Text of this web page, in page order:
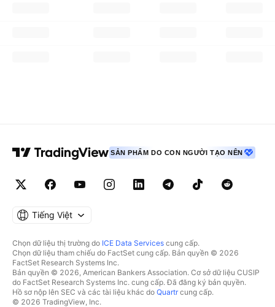
SẢN PHẨM DO CON NGƯỜI TẠO NÊN
Tiếng Việt
Chọn dữ liệu thị trường do ICE Data Services cung cấp.
Chọn dữ liệu tham chiếu do FactSet cung cấp. Bản quyền © 2026
FactSet Research Systems Inc.
Bản quyền © 2026, American Bankers Association. Cơ sở dữ liệu CUSIP
do FactSet Research Systems Inc. cung cấp. Đã đăng ký bản quyền.
Hồ sơ nộp lên SEC và các tài liệu khác do Quartrcung cấp.
© 2026 TradingView, Inc.